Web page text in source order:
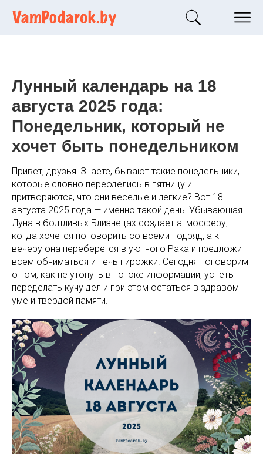
Лунный календарь на 18
августа 2025 года:
Понедельник, который не
хочет быть понедельником
Привет, друзья! Знаете, бывают такие понедельники,
которые словно переоделись в пятницу и
притворяются, что они веселые и легкие? Вот 18
августа 2025 года — именно такой день! Убывающая
Луна в болтливых Близнецах создает атмосферу,
когда хочется поговорить со всеми подряд, а к
вечеру она переберется в уютного Рака и предложит
всем обниматься и печь пирожки. Сегодня поговорим
о том, как не утонуть в потоке информации, успеть
переделать кучу дел и при этом остаться в здравом
уме и твердой памяти.